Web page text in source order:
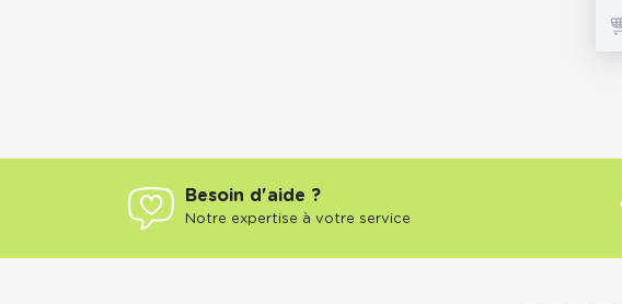
Besoin d'aide ?
Notre expertise à votre service